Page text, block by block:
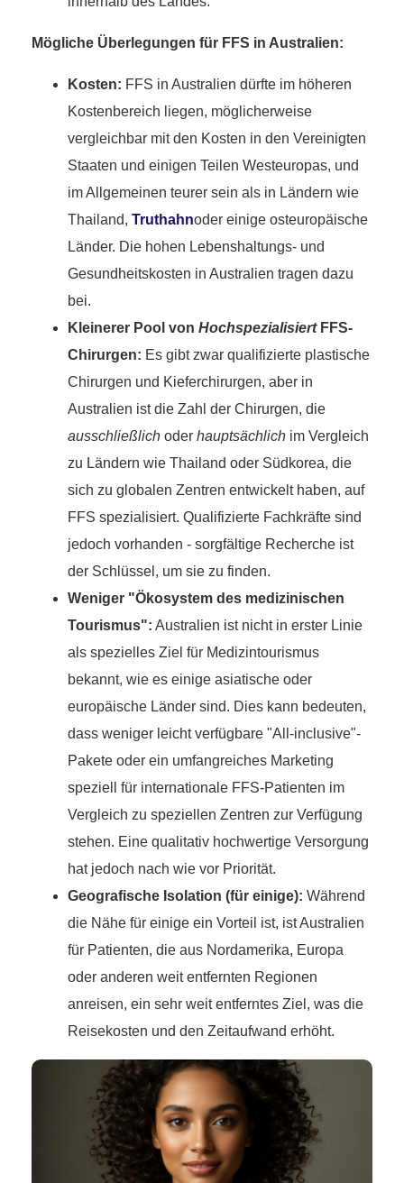
Mögliche Überlegungen für FFS in Australien:
Kosten: FFS in Australien dürfte im höheren
Kostenbereich liegen, möglicherweise
vergleichbar mit den Kosten in den Vereinigten
Staaten und einigen Teilen Westeuropas, und
im Allgemeinen teurer sein als in Ländern wie
Thailand, Truthahnoder einige osteuropäische
Länder. Die hohen Lebenshaltungs- und
Gesundheitskosten in Australien tragen dazu
bei.
Kleinerer Pool von HochspezialisiertFFS-
Chirurgen: Es gibt zwar qualifizierte plastische
Chirurgen und Kieferchirurgen, aber in
Australien ist die Zahl der Chirurgen, die
ausschließlich oder hauptsächlich im Vergleich
zu Ländern wie Thailand oder Südkorea, die
sich zu globalen Zentren entwickelt haben, auf
FFS spezialisiert. Qualifizierte Fachkräfte sind
jedoch vorhanden - sorgfältige Recherche ist
der Schlüssel, um sie zu finden.
Weniger "Ökosystem des medizinischen
Tourismus": Australien ist nicht in erster Linie
als spezielles Ziel für Medizintourismus
bekannt, wie es einige asiatische oder
europäische Länder sind. Dies kann bedeuten,
dass weniger leicht verfügbare "All-inclusive"-
Pakete oder ein umfangreiches Marketing
speziell für internationale FFS-Patienten im
Vergleich zu speziellen Zentren zur Verfügung
stehen. Eine qualitativ hochwertige Versorgung
hat jedoch nach wie vor Priorität.
Geografische Isolation (für einige): Während
die Nähe für einige ein Vorteil ist, ist Australien
für Patienten, die aus Nordamerika, Europa
oder anderen weit entfernten Regionen
anreisen, ein sehr weit entferntes Ziel, was die
Reisekosten und den Zeitaufwand erhöht.